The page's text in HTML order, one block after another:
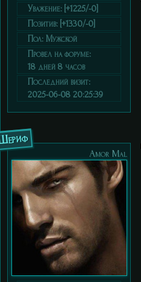
Уважение: [+1225/-0]
Позитив: [+1330/-0]
Пол: Мужской
Провел на форуме:
18 дней 8 часов
Последний визит:
2025-06-08 20:25:39
Аmor Мal